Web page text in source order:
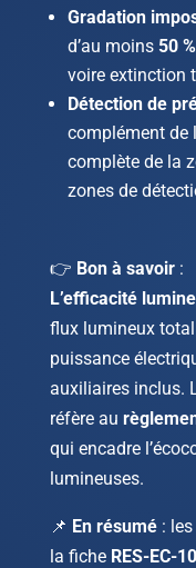
Gradation
d’au moins 50
voire extinction
Détection de
complément de
complète de la
zones de
👉 Bon à savoir:
L’efficacité
flux lumineux
puissance
auxiliaires inclus.
réfère au
qui encadre
lumineuses.
📌 En résumé: les
la fiche RES-EC-